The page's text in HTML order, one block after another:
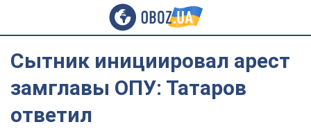
Сытник инициировал арест
замглавы ОПУ: Татаров
ответил